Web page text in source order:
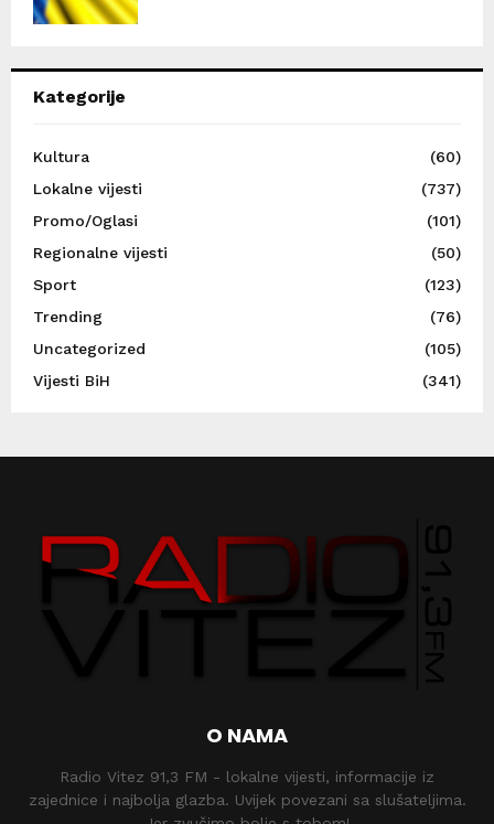
Kategorije
Kultura
(60)
Lokalne vijesti
(737)
Promo/Oglasi
(101)
Regionalne vijesti
(50)
Sport
(123)
Trending
(76)
Uncategorized
(105)
Vijesti BiH
(341)
O NAMA
Radio Vitez 91,3 FM - lokalne vijesti, informacije iz
zajednice i najbolja glazba. Uvijek povezani sa slušateljima.